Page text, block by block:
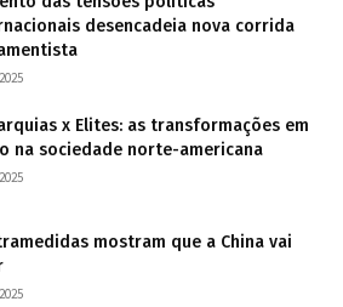
desencadeia nova corrida
x Elites: as transformações em
na sociedade norte-americana
mostram que a China vai